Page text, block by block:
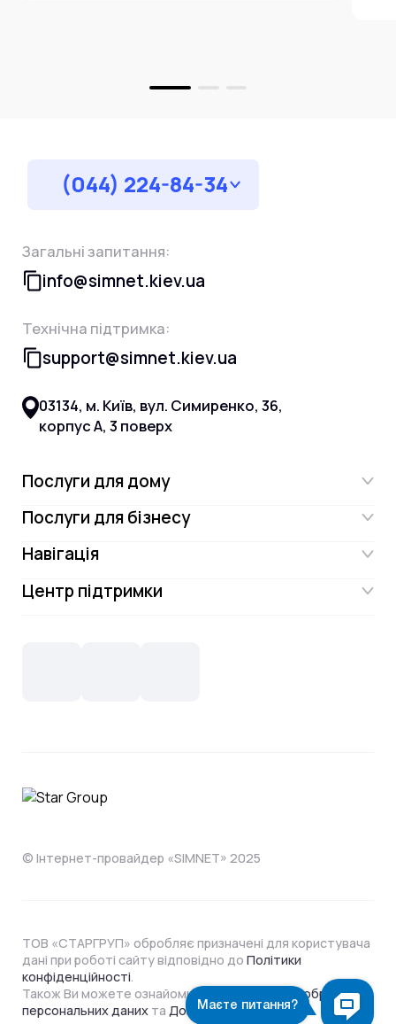
(044) 224-84-34
Загальні запитання:
info@simnet.kiev.ua
Технічна підтримка:
support@simnet.kiev.ua
03134, м. Київ, вул. Симиренко, 36,
корпус А, 3 поверх
Послуги для дому
Інтернет
Інтернет + ТБ
Цифрове телебачення Omega.TV та
Послуги для бізнесу
Інтернет для бізнесу
Відеонагляд
Навігація
Акції
Центр підтримки
Способи оплати
© Інтернет-провайдер «SIMNET» 2025
ТОВ «СТАРГРУП» обробляє призначені для користувача
дані при роботі сайту відповідно до Політики
конфіденційності
Також Ви можете ознайомитися з
Політикою обробки
персональних данихта Договором Оферти